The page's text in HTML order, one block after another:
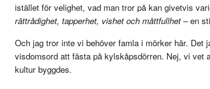
istället för velighet, vad man tror på kan givetvis
rättrådighet, tapperhet, vishet och måttfullhet– en
Och jag tror inte vi behöver famla i mörker här. Det
visdomsord att fästa på kylskåpsdörren. Nej, vi
kultur byggdes.